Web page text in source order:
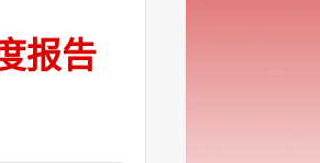
报告